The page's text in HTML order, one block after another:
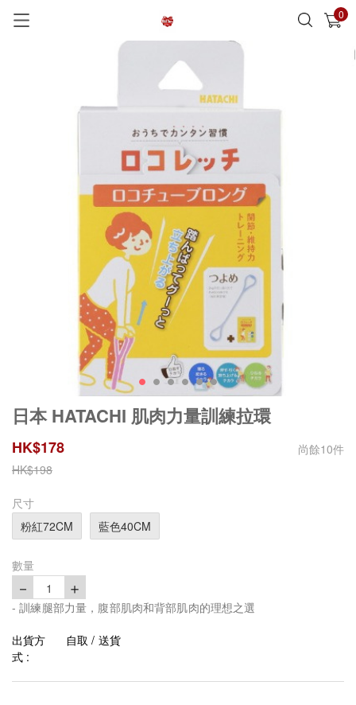
0
已加入購物車 查看
日本 HATACHI 肌肉力量訓練拉環
HK$178 尚餘10件
HK$198
尺寸
粉紅72CM
藍色40CM
數量
－ 1 ＋
- 訓練腿部力量，腹部肌肉和背部肌肉的理想之選
出貨方
式 :
自取 / 送貨